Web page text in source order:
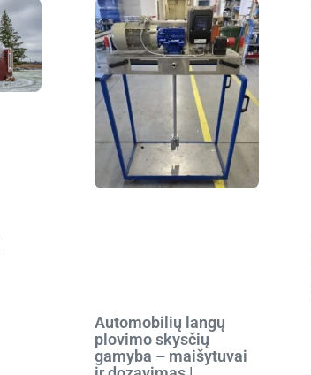
Automobilių langų
plovimo skysčių
gamyba – maišytuvai